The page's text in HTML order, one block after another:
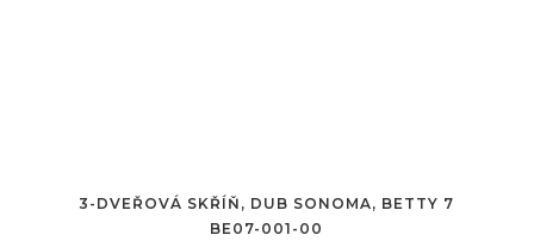
3-DVEŘOVÁ SKŘÍŇ, DUB SONOMA, BETTY 7
BE07-001-00